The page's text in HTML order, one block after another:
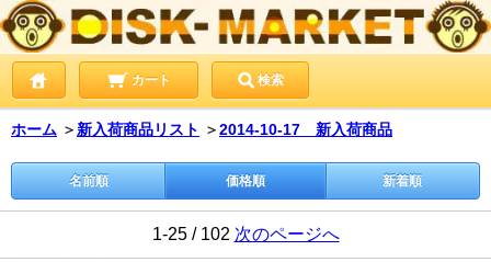
カート 検索
ホーム ＞ 新入荷商品リスト ＞2014-10-17 新入荷商品
名前順 価格順 新着順
1-25 / 102 次のページへ